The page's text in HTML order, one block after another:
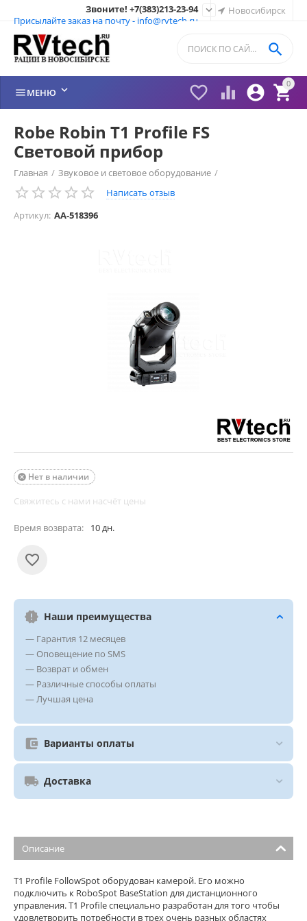
Новосибирск
Звоните! +7(383)213-23-94
Присылайте заказ на почту - info@rvtech.ru

0


 

МЕНЮ 
Robe Robin T1 Profile FS
Световой прибор
Главная / Звуковое и световое оборудование /
Приборы полного движения Spot /
Написать отзыв
Артикул: AA-518396
Нет в наличии

Свяжитесь с нами насчёт цены
Время возврата: 10 дн.
Наши преимущества
— Гарантия 12 месяцев
— Оповещение по SMS
— Возврат и обмен
— Различные способы оплаты
— Лучшая цена
Варианты оплаты
Доставка
Описание
T1 Profile FollowSpot оборудован камерой. Его можно
подключить к RoboSpot BaseStation для дистанционного
управления. T1 Profile специально разработан для того чтобы
удовлетворить потребности в трех очень разных областях